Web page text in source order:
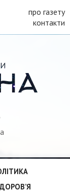
про газету
контакти